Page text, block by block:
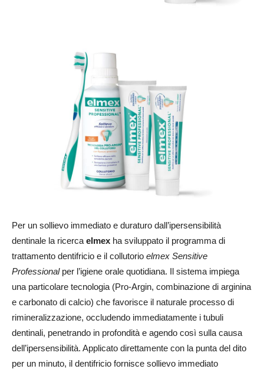
Per un sollievo immediato e duraturo dall’ipersensibilità
dentinale la ricerca elmex ha sviluppato il programma di
trattamento dentifricio e il collutorio elmex Sensitive
Professionalper l’igiene orale quotidiana. Il sistema impiega
una particolare tecnologia (Pro-Argin, combinazione di arginina
e carbonato di calcio) che favorisce il naturale processo di
rimineralizzazione, occludendo immediatamente i tubuli
dentinali, penetrando in profondità e agendo così sulla causa
dell’ipersensibilità. Applicato direttamente con la punta del dito
per un minuto, il dentifricio fornisce sollievo immediato